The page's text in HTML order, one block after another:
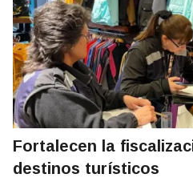
Fortalecen la
destinos turísticos